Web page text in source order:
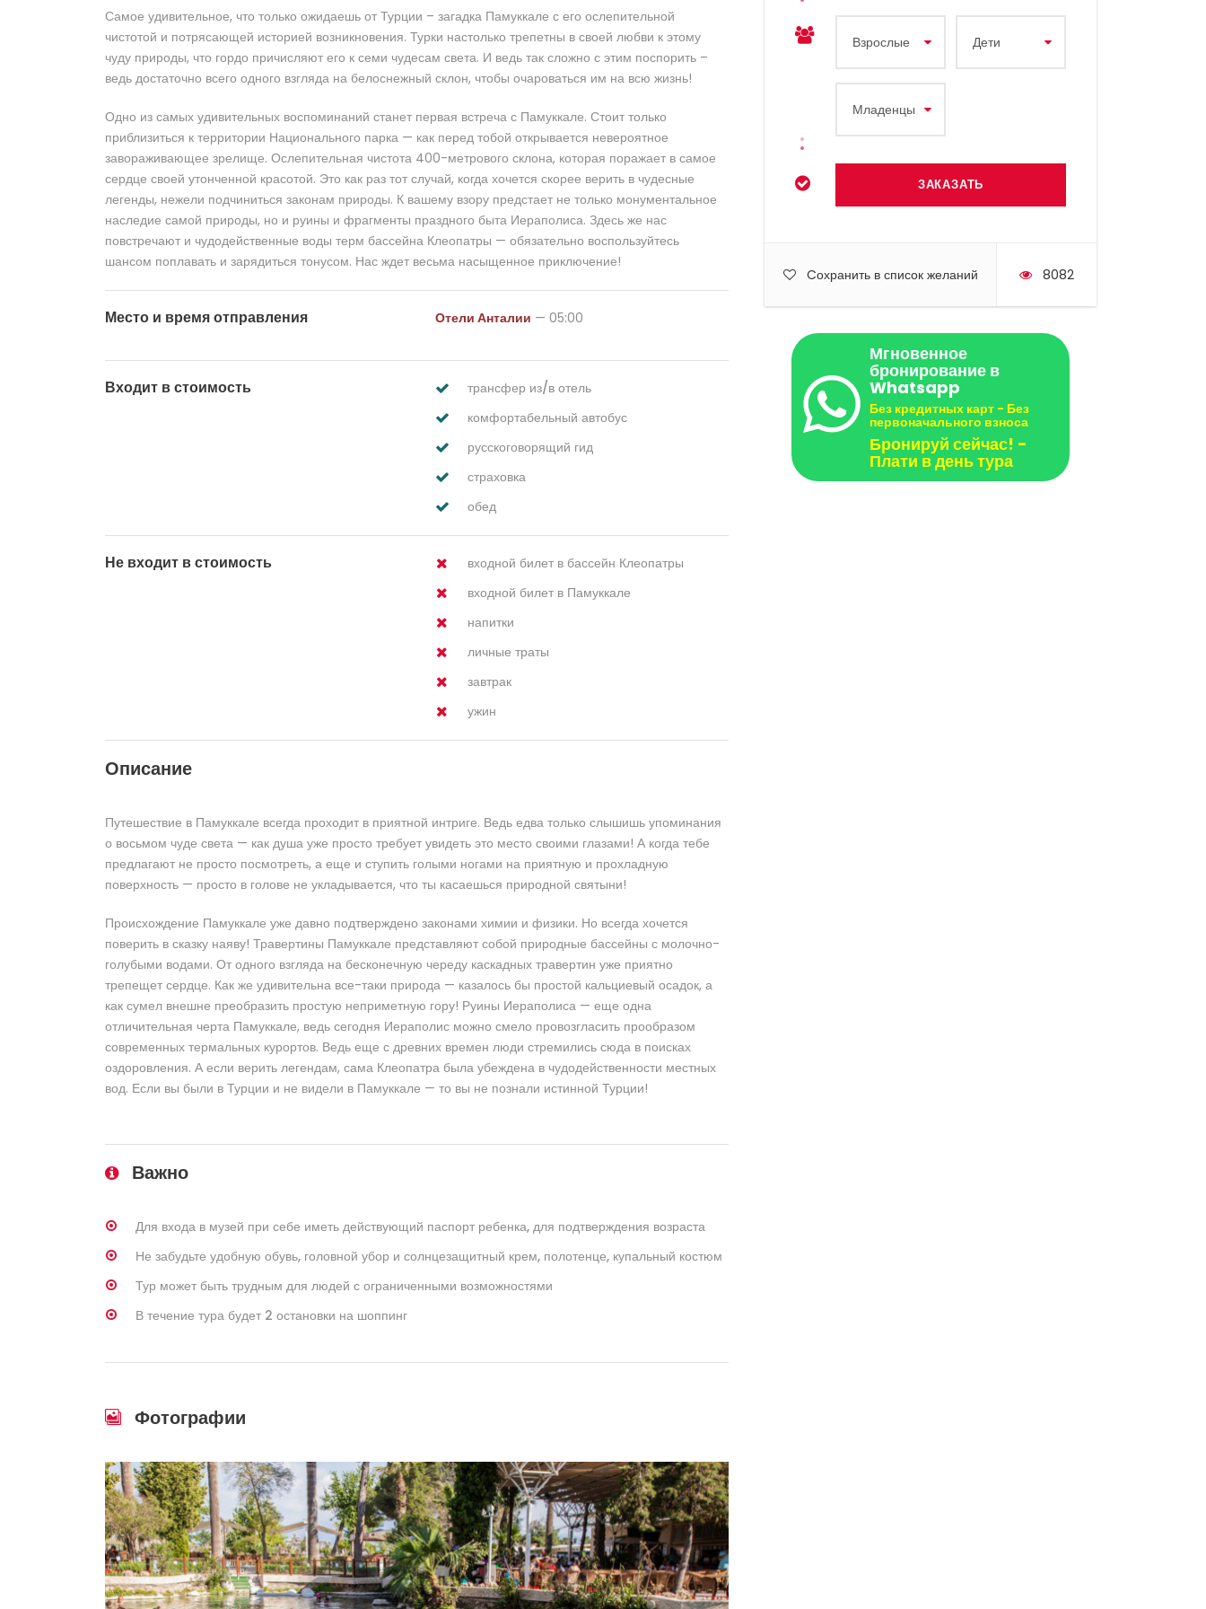
Cохранить в список желаний 8082
Мгновенное
бронирование в
Whatsapp
Без кредитных карт - Без
первоначального взноса
Бронируй сейчас! -
Плати в день тура
Самое удивительное, что только ожидаешь от Турции – загадка Памуккале с его ослепительной
чистотой и потрясающей историей возникновения. Турки настолько трепетны в своей любви к этому
чуду природы, что гордо причисляют его к семи чудесам света. И ведь так сложно с этим поспорить –
ведь достаточно всего одного взгляда на белоснежный склон, чтобы очароваться им на всю жизнь!
Одно из самых удивительных воспоминаний станет первая встреча с Памуккале. Стоит только
приблизиться к территории Национального парка — как перед тобой открывается невероятное
завораживающее зрелище. Ослепительная чистота 400-метрового склона, которая поражает в самое
сердце своей утонченной красотой. Это как раз тот случай, когда хочется скорее верить в чудесные
легенды, нежели подчиниться законам природы. К вашему взору предстает не только монументальное
наследие самой природы, но и руины и фрагменты праздного быта Иераполиса. Здесь же нас
повстречают и чудодейственные воды терм бассейна Клеопатры — обязательно воспользуйтесь
шансом поплавать и зарядиться тонусом. Нас ждет весьма насыщенное приключение!
Место и время отправления Отели Анталии — 05:00
Входит в стоимость
трансфер из/в отель
комфортабельный автобус
русскоговорящий гид
страховка
обед
Не входит в стоимость
входной билет в бассейн Клеопатры
входной билет в Памуккале
напитки
личные траты
завтрак
ужин
Описание
Путешествие в Памуккале всегда проходит в приятной интриге. Ведь едва только слышишь упоминания
о восьмом чуде света — как душа уже просто требует увидеть это место своими глазами! А когда тебе
предлагают не просто посмотреть, а еще и ступить голыми ногами на приятную и прохладную
поверхность — просто в голове не укладывается, что ты касаешься природной святыни!
Происхождение Памуккале уже давно подтверждено законами химии и физики. Но всегда хочется
поверить в сказку наяву! Травертины Памуккале представляют собой природные бассейны с молочно-
голубыми водами. От одного взгляда на бесконечную череду каскадных травертин уже приятно
трепещет сердце. Как же удивительна все-таки природа — казалось бы простой кальциевый осадок, а
как сумел внешне преобразить простую неприметную гору! Руины Иераполиса — еще одна
отличительная черта Памуккале, ведь сегодня Иераполис можно смело провозгласить прообразом
современных термальных курортов. Ведь еще с древних времен люди стремились сюда в поисках
оздоровления. А если верить легендам, сама Клеопатра была убеждена в чудодейственности местных
вод. Если вы были в Турции и не видели в Памуккале — то вы не познали истинной Турции!
Важно
Для входа в музей при себе иметь действующий паспорт ребенка, для подтверждения возраста
Не забудьте удобную обувь, головной убор и солнцезащитный крем, полотенце, купальный костюм
Тур может быть трудным для людей с ограниченными возможностями
В течение тура будет 2 остановки на шоппинг
Фотографии